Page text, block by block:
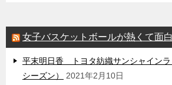
女子バスケットボールが熱くて面白
平末明日香 トヨタ紡織サンシャインラ
シーズン）
2021年2月10日